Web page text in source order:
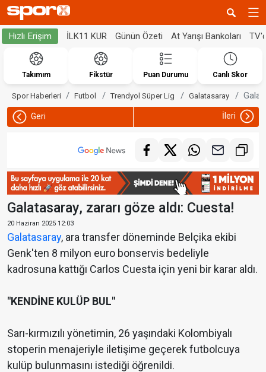
Hızlı Erişim İLK11 KUR Günün Özeti At Yarışı Bankoları
Takımım Fikstür Puan Durumu Canlı Skor
Spor Haberleri Futbol Trendyol Süper Lig Galatasaray
Geri İleri
Galatasaray, zararı göze aldı: Cuesta!
20 Haziran 2025 12:03
Galatasaray, ara transfer döneminde Belçika ekibi
Genk'ten 8 milyon euro bonservis bedeliyle
kadrosuna kattığı Carlos Cuesta için yeni bir karar aldı.
"KENDİNE KULÜP BUL"
Sarı-kırmızılı yönetimin, 26 yaşındaki Kolombiyalı
stoperin menajeriyle iletişime geçerek futbolcuya
kulüp bulunmasını istediği öğrenildi.